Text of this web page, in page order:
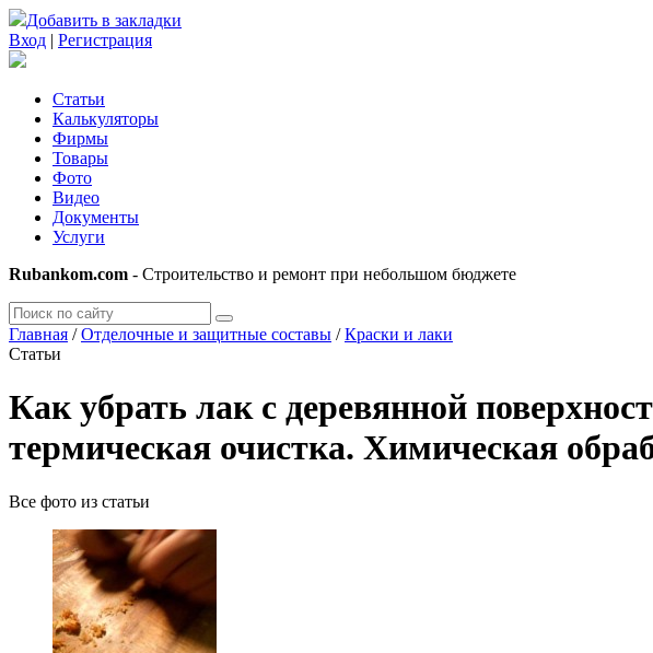
Добавить в закладки
Вход | Регистрация
Статьи
Калькуляторы
Фирмы
Товары
Фото
Видео
Документы
Услуги
Rubankom.com - Строительство и ремонт при небольшом бюджете
Главная /Отделочные и защитные составы /Краски и лаки
Статьи
Как убрать лак с деревянной
термическая очистка. Химическая
Все фото из статьи